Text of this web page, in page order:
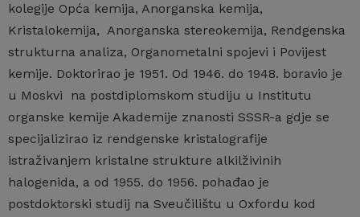
kolegije Opća kemija, Anorganska kemija,
Kristalokemija, Anorganska stereokemija, Rendgenska
strukturna analiza, Organometalni spojevi i Povijest
kemije. Doktorirao je 1951. Od 1946. do 1948. boravio je
u Moskvi na postdiplomskom studiju u Institutu
organske kemije Akademije znanosti SSSR-a gdje se
specijalizirao iz rendgenske kristalografije
istraživanjem kristalne strukture alkilživinih
halogenida, a od 1955. do 1956. pohađao je
postdoktorski studij na Sveučilištu u Oxfordu kod